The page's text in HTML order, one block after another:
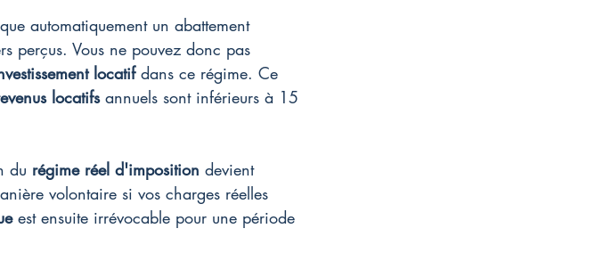
automatiquement un abattement
perçus. Vous ne pouvez donc pas
locatif dans ce régime. Ce
locatifs annuels sont inférieurs à 15
du régime réel d'imposition devient
volontaire si vos charges réelles
est ensuite irrévocable pour une période